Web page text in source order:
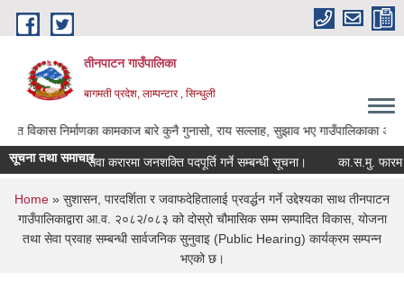
Skip to main content
तीनपाटन गाउँपालिका
बागमती प्रदेश, लाम्पन्टार , सिन्धुली
निर्माणका कामकाज बारे कुनै गुनासो, राय सल्लाह, सुझाव भए गाउँपालिकाका अध्यक्ष
सूचना तथा समाचारसेवा करारमा जनशक्ति पदपूर्ति गर्ने सम्बन्धी सूचना। का.स.मु. फारम पेस
You are here
Home » सुशासन, पारदर्शिता र जवाफदेहितालाई प्रवर्द्धन गर्ने उद्देश्यका साथ तीनपाटन
गाउँपालिकाद्वारा आ.व. २०८२/०८३ को दोस्रो चौमासिक सम्म सम्पादित विकास, योजना
तथा सेवा प्रवाह सम्बन्धी सार्वजनिक सुनुवाइ (Public Hearing) कार्यक्रम सम्पन्न
भएको छ।